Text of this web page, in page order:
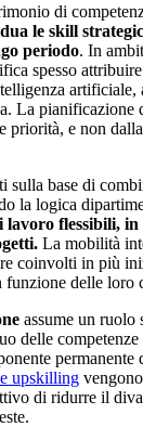
di
le skill
periodo. In
spesso
La pianificazione
priorità, e non
sulla base di
la logica
lavoro flessibili,
La mobilità
coinvolti in più
funzione delle loro
assume un ruolo
delle
permanente
upskilling
di ridurre il